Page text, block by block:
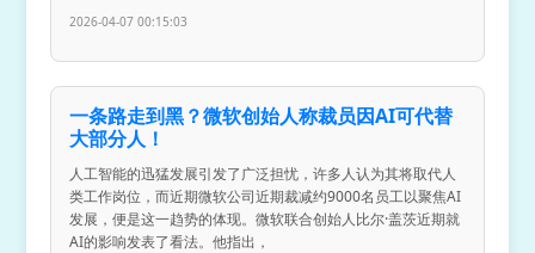
2026-04-07 00:15:03
一条路走到黑？微软创始人称裁员因AI可代替
大部分人！
人工智能的迅猛发展引发了广泛担忧，许多人认为其将取代人
类工作岗位，而近期微软公司近期裁减约9000名员工以聚焦AI
发展，便是这一趋势的体现。微软联合创始人比尔·盖茨近期就
AI的影响发表了看法。他指出，